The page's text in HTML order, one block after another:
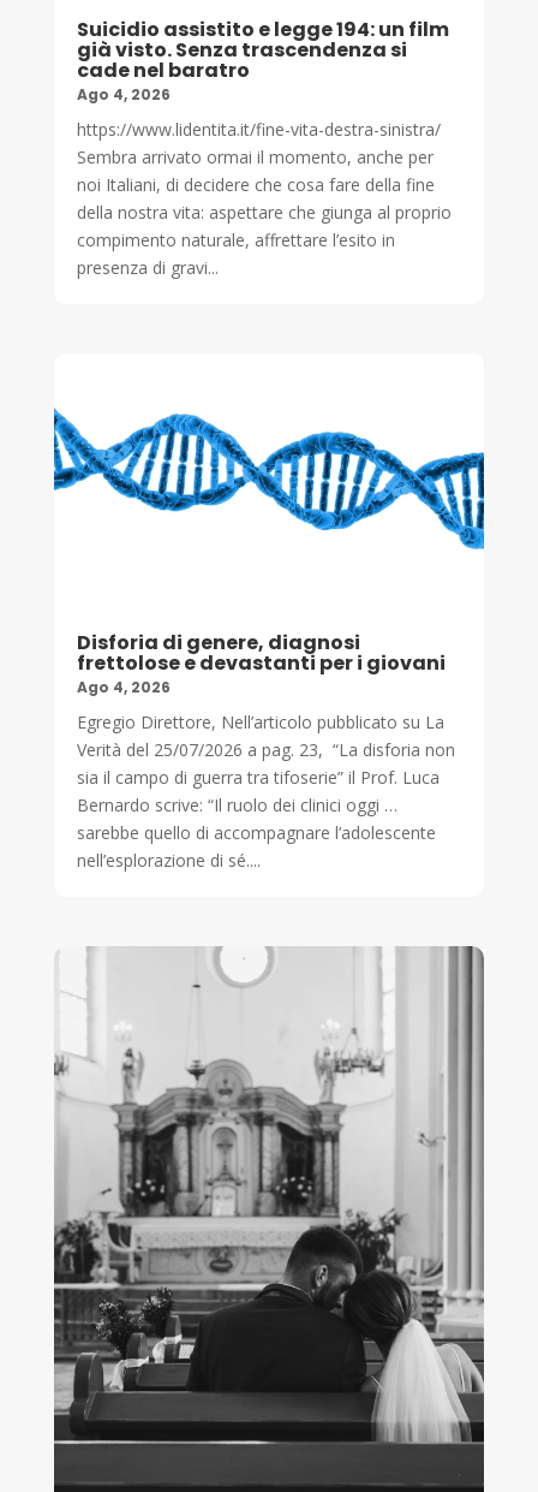
Suicidio assistito e legge 194: un film
già visto. Senza trascendenza si
cade nel baratro
Ago 4, 2026
https://www.lidentita.it/fine-vita-destra-sinistra/
Sembra arrivato ormai il momento, anche per
noi Italiani, di decidere che cosa fare della fine
della nostra vita: aspettare che giunga al proprio
compimento naturale, affrettare l’esito in
presenza di gravi...
Disforia di genere, diagnosi
frettolose e devastanti per i giovani
Ago 4, 2026
Egregio Direttore, Nell’articolo pubblicato su La
Verità del 25/07/2026 a pag. 23, “La disforia non
sia il campo di guerra tra tifoserie” il Prof. Luca
Bernardo scrive: “Il ruolo dei clinici oggi …
sarebbe quello di accompagnare l’adolescente
nell’esplorazione di sé....